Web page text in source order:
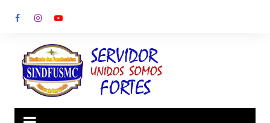
para
conteúdo